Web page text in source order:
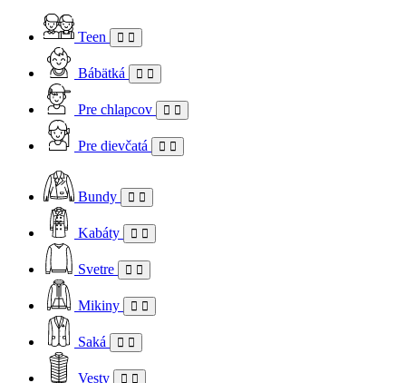
Teen
Bábätká
Pre chlapcov
Pre dievčatá
Bundy
Kabáty
Svetre
Mikiny
Saká
Vesty